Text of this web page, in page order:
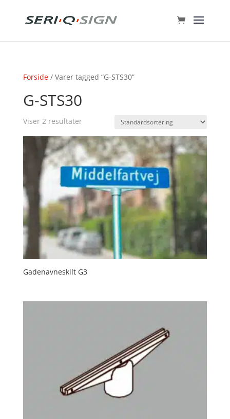
Forside/ Varer tagged “G-STS30”
G-STS30
Viser 2 resultater
Gadenavneskilt G3